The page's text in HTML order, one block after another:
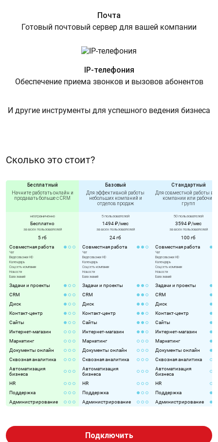
Почта
Готовый почтовый сервер для вашей компании
IP-телефония
Обеспечение приема звонков и вызовов абонентов
И другие инструменты для успешного ведения бизнеса
Сколько это стоит?
Бесплатный
Начните работать онлайн и
продавать больше с CRM
неограниченно
Бесплатно
за всех пользователей
5 гб
Совместная работа
Чат
Видеозвонки HD
Календарь
Соцсеть компании
Новости
База знаний
Задачи и проекты
CRM
Диск
Контакт-центр
Сайты
Интернет-магазин
Маркетинг
Документы онлайн
Сквозная аналитика
Автоматизация
бизнеса
HR
Поддержка
Администрирование
Базовый
Для эффективной работы
небольших компаний и
отделов продаж
5 пользователей
1494 ₽/мес
за всех пользователей
24 гб
Совместная работа
Чат
Видеозвонки HD
Календарь
Соцсеть компании
Новости
База знаний
Задачи и проекты
CRM
Диск
Контакт-центр
Сайты
Интернет-магазин
Маркетинг
Документы онлайн
Сквозная аналитика
Автоматизация
бизнеса
HR
Поддержка
Администрирование
Стандартный
Для совместной работы
компании или рабочих
групп
50 пользователей
3594 ₽/мес
за всех пользователей
100 гб
Совместная работа
Чат
Видеозвонки HD
Календарь
Соцсеть компании
Новости
База знаний
Задачи и проекты
CRM
Диск
Контакт-центр
Сайты
Интернет-магазин
Маркетинг
Документы онлайн
Сквозная аналитика
Автоматизация
бизнеса
HR
Поддержка
Администрирование
Подключить